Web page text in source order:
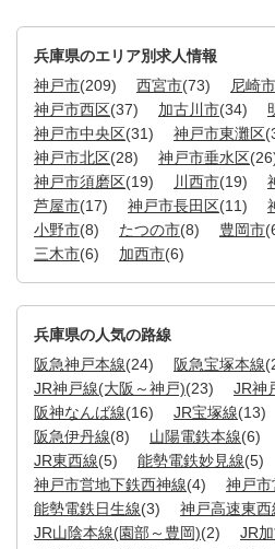
兵庫県のエリア別求人情報
神戸市(209) 西宮市(73) 尼崎市
神戸市西区(37) 加古川市(34)
神戸市中央区(31) 神戸市東灘区
神戸市北区(28) 神戸市垂水区
神戸市須磨区(19) 川西市(19)
芦屋市(17) 神戸市長田区(11)
小野市(8) たつの市(8) 豊岡市
三木市(6) 加西市(6)
兵庫県の人気の路線
阪急神戸本線(24) 阪急宝塚本線
JR神戸線(大阪～神戸)(23) JR神
阪神なんば線(16) JR宝塚線(13)
阪急伊丹線(8) 山陽電鉄本線(6)
JR東西線(5) 能勢電鉄妙見線(5)
神戸市営地下鉄西神線(4) 神戸市
能勢電鉄日生線(3) 神戸高速東西
JR山陰本線(園部～豊岡)(2) JR